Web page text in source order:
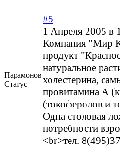
Парамонов
Статус —
#5
1 Апреля 2005 в
Компания "Мир
продукт
натуральное
холестерина,
провитамина А
(токоферолов и
Одна столовая
потребности
<br>тел.